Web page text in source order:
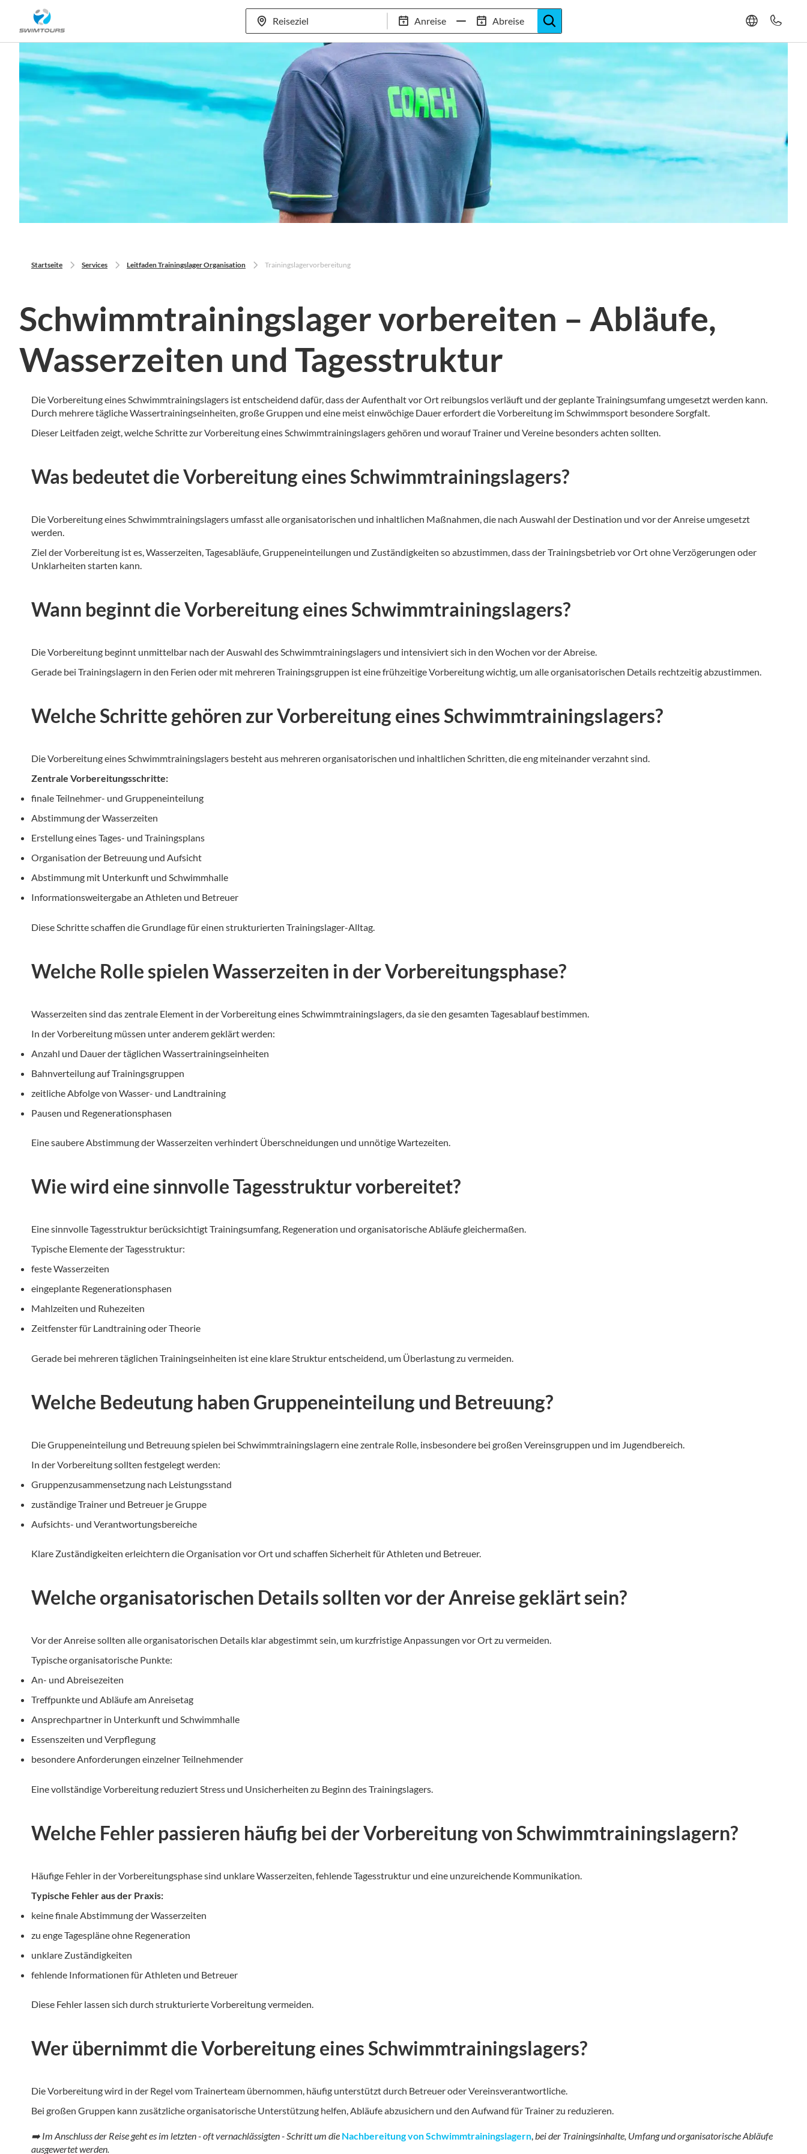
Anreise Abreise
Mehr als 80 Standorte 97,8% Weiterempfehlungsrate 20+ Jahre Trainingslager-Expertise
Startseite Services Leitfaden Trainingslager Organisation Trainingslagervorbereitung
Schwimmtrainingslager vorbereiten – Abläufe,
Wasserzeiten und Tagesstruktur
Die Vorbereitung eines Schwimmtrainingslagers ist entscheidend dafür, dass der Aufenthalt vor Ort reibungslos verläuft und der geplante Trainingsumfang umgesetzt werden kann.
Durch mehrere tägliche Wassertrainingseinheiten, große Gruppen und eine meist einwöchige Dauer erfordert die Vorbereitung im Schwimmsport besondere Sorgfalt.
Dieser Leitfaden zeigt, welche Schritte zur Vorbereitung eines Schwimmtrainingslagers gehören und worauf Trainer und Vereine besonders achten sollten.
Was bedeutet die Vorbereitung eines Schwimmtrainingslagers?
Die Vorbereitung eines Schwimmtrainingslagers umfasst alle organisatorischen und inhaltlichen Maßnahmen, die nach Auswahl der Destination und vor der Anreise umgesetzt
werden.
Ziel der Vorbereitung ist es, Wasserzeiten, Tagesabläufe, Gruppeneinteilungen und Zuständigkeiten so abzustimmen, dass der Trainingsbetrieb vor Ort ohne Verzögerungen oder
Unklarheiten starten kann.
Wann beginnt die Vorbereitung eines Schwimmtrainingslagers?
Die Vorbereitung beginnt unmittelbar nach der Auswahl des Schwimmtrainingslagers und intensiviert sich in den Wochen vor der Abreise.
Gerade bei Trainingslagern in den Ferien oder mit mehreren Trainingsgruppen ist eine frühzeitige Vorbereitung wichtig, um alle organisatorischen Details rechtzeitig abzustimmen.
Welche Schritte gehören zur Vorbereitung eines Schwimmtrainingslagers?
Die Vorbereitung eines Schwimmtrainingslagers besteht aus mehreren organisatorischen und inhaltlichen Schritten, die eng miteinander verzahnt sind.
Zentrale Vorbereitungsschritte:
finale Teilnehmer- und Gruppeneinteilung
Abstimmung der Wasserzeiten
Erstellung eines Tages- und Trainingsplans
Organisation der Betreuung und Aufsicht
Abstimmung mit Unterkunft und Schwimmhalle
Informationsweitergabe an Athleten und Betreuer
Diese Schritte schaffen die Grundlage für einen strukturierten Trainingslager-Alltag.
Welche Rolle spielen Wasserzeiten in der Vorbereitungsphase?
Wasserzeiten sind das zentrale Element in der Vorbereitung eines Schwimmtrainingslagers, da sie den gesamten Tagesablauf bestimmen.
In der Vorbereitung müssen unter anderem geklärt werden:
Anzahl und Dauer der täglichen Wassertrainingseinheiten
Bahnverteilung auf Trainingsgruppen
zeitliche Abfolge von Wasser- und Landtraining
Pausen und Regenerationsphasen
Eine saubere Abstimmung der Wasserzeiten verhindert Überschneidungen und unnötige Wartezeiten.
Wie wird eine sinnvolle Tagesstruktur vorbereitet?
Eine sinnvolle Tagesstruktur berücksichtigt Trainingsumfang, Regeneration und organisatorische Abläufe gleichermaßen.
Typische Elemente der Tagesstruktur:
feste Wasserzeiten
eingeplante Regenerationsphasen
Mahlzeiten und Ruhezeiten
Zeitfenster für Landtraining oder Theorie
Gerade bei mehreren täglichen Trainingseinheiten ist eine klare Struktur entscheidend, um Überlastung zu vermeiden.
Welche Bedeutung haben Gruppeneinteilung und Betreuung?
Die Gruppeneinteilung und Betreuung spielen bei Schwimmtrainingslagern eine zentrale Rolle, insbesondere bei großen Vereinsgruppen und im Jugendbereich.
In der Vorbereitung sollten festgelegt werden:
Gruppenzusammensetzung nach Leistungsstand
zuständige Trainer und Betreuer je Gruppe
Aufsichts- und Verantwortungsbereiche
Klare Zuständigkeiten erleichtern die Organisation vor Ort und schaffen Sicherheit für Athleten und Betreuer.
Welche organisatorischen Details sollten vor der Anreise geklärt sein?
Vor der Anreise sollten alle organisatorischen Details klar abgestimmt sein, um kurzfristige Anpassungen vor Ort zu vermeiden.
Typische organisatorische Punkte:
An- und Abreisezeiten
Treffpunkte und Abläufe am Anreisetag
Ansprechpartner in Unterkunft und Schwimmhalle
Essenszeiten und Verpflegung
besondere Anforderungen einzelner Teilnehmender
Eine vollständige Vorbereitung reduziert Stress und Unsicherheiten zu Beginn des Trainingslagers.
Welche Fehler passieren häufig bei der Vorbereitung von Schwimmtrainingslagern?
Häufige Fehler in der Vorbereitungsphase sind unklare Wasserzeiten, fehlende Tagesstruktur und eine unzureichende Kommunikation.
Typische Fehler aus der Praxis:
keine finale Abstimmung der Wasserzeiten
zu enge Tagespläne ohne Regeneration
unklare Zuständigkeiten
fehlende Informationen für Athleten und Betreuer
Diese Fehler lassen sich durch strukturierte Vorbereitung vermeiden.
Wer übernimmt die Vorbereitung eines Schwimmtrainingslagers?
Die Vorbereitung wird in der Regel vom Trainerteam übernommen, häufig unterstützt durch Betreuer oder Vereinsverantwortliche.
Bei großen Gruppen kann zusätzliche organisatorische Unterstützung helfen, Abläufe abzusichern und den Aufwand für Trainer zu reduzieren.
➡️ Im Anschluss der Reise geht es im letzten - oft vernachlässigten - Schritt um die Nachbereitung von Schwimmtrainingslagern,bei der Trainingsinhalte, Umfang und organisatorische Abläufe
ausgewertet werden.